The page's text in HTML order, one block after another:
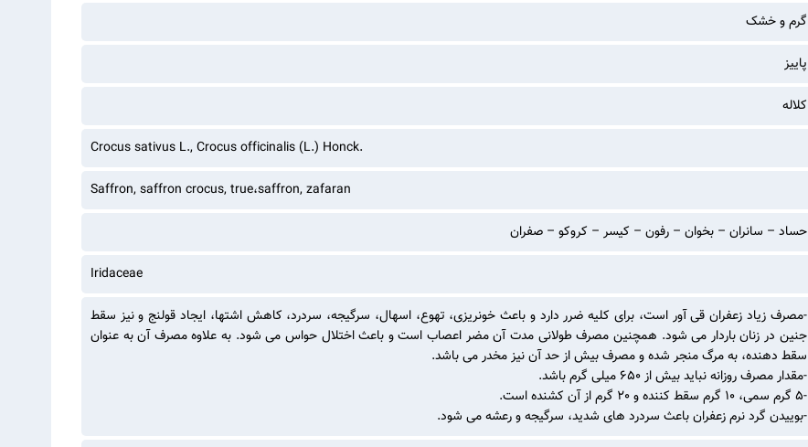
گرم و خشک
پاییز
کلاله
Crocus sativus L., Crocus officinalis (L.) Honck.
Saffron, saffron crocus, true،saffron, zafaran
حساد – سانران – بخوان – رفون – کیسر – کروکو – صفران
Iridaceae
-مصرف زیاد زعفران قی آور است، برای کلیه ضرر دارد و باعث خونریزی، تهوع، اسهال، سرگیجه، سردرد، کاهش اشتها، ایجاد قولنج و نیز سقط
جنین در زنان باردار می شود. همچنین مصرف طولانی مدت آن مضر اعصاب است و باعث اختلال حواس می شود. به علاوه مصرف آن به عنوان
سقط دهنده، به مرگ منجر شده و مصرف بیش از حد آن نیز مخدر می باشد.
-مقدار مصرف روزانه نباید بیش از 650 میلی گرم باشد.
-5 گرم سمی، 10 گرم سقط کننده و 20 گرم از آن کشنده است.
-بوییدن گرد نرم زعفران باعث سردرد های شدید، سرگیجه و رعشه می شود.